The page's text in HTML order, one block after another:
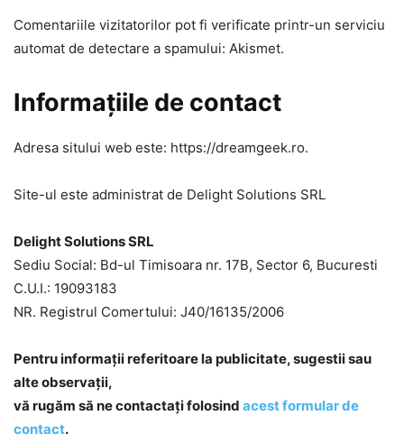
Comentariile vizitatorilor pot fi verificate printr-un serviciu
automat de detectare a spamului: Akismet.
Informațiile de contact
Adresa sitului web este: https://dreamgeek.ro.
Site-ul este administrat de Delight Solutions SRL
Delight Solutions SRL
Sediu Social: Bd-ul Timisoara nr. 17B, Sector 6, Bucuresti
C.U.I.: 19093183
NR. Registrul Comertului: J40/16135/2006
Pentru informaţii referitoare la publicitate, sugestii sau
alte observații,
vă rugăm să ne contactați folosind acest formular de
contact.